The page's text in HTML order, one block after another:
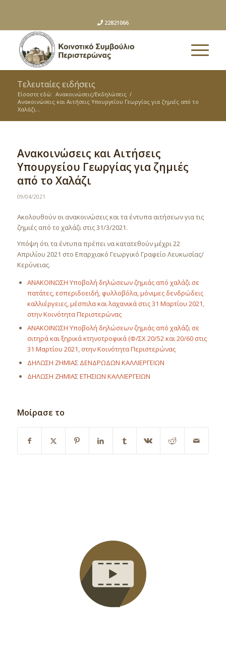
22821066
Τελευταίες ειδήσεις
Είσαστε εδώ: Ανακοινώσεις/Εκδηλώσεις /
Ανακοινώσεις και Αιτήσεις Υπουργείου Γεωργίας για ζημιές από το
Χαλάζι...
Ανακοινώσεις και Αιτήσεις
Υπουργείου Γεωργίας για ζημιές
από το Χαλάζι
09/04/2021
Ακολουθούν οι ανακοινώσεις και τα έντυπα αιτήσεων για τις
ζημιές από το χαλάζι στις 31/3/2021.
Υπόψη ότι τα έντυπα πρέπει να κατατεθούν μέχρι 22
Απριλίου 2021 στο Επαρχιακό Γεωργικό Γραφείο Λευκωσίας/
Κερύνειας.
ΑΝΑΚΟΙΝΩΣΗ Υποβολή δηλώσεων ζημιάς από χαλάζι σε
πατάτες, εσπεριδοειδή, φυλλοβόλα, μόνιμες δενδρώδεις
καλλιέργειες, μέσπιλα και λαχανικά στις 31 Μαρτίου 2021,
στην Κοινότητα Περιστερώνας
ΑΝΑΚΟΙΝΩΣΗ Υποβολή δηλώσεων ζημιάς από χαλάζι σε
σιτηρά και ξηρικά κτηνοτροφικά (Φ/ΣΧ 20/52 και 20/60 στις
31 Μαρτίου 2021, στην Κοινότητα Περιστερώνας
ΔΗΛΩΣΗ ΖΗΜΙΑΣ ΔΕΝΔΡΩΔΩΝ ΚΑΛΛΙΕΡΓΕΙΩΝ
ΔΗΛΩΣΗ ΖΗΜΙΑΣ ΕΤΗΣΙΩΝ ΚΑΛΛΙΕΡΓΕΙΩΝ
Μοίρασε το